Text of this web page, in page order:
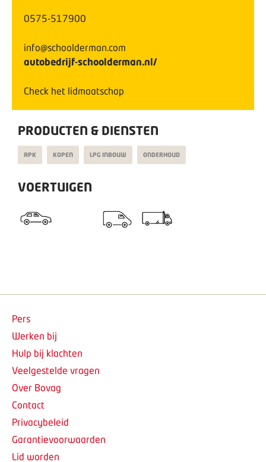
0575-517900
info@schoolderman.com
autobedrijf-schoolderman.nl/
Check het lidmaatschap
PRODUCTEN & DIENSTEN
APK KOPEN LPG INBOUW ONDERHOUD
VOERTUIGEN
Pers
Werken bij
Hulp bij klachten
Veelgestelde vragen
Over Bovag
Contact
Privacybeleid
Garantievoorwaarden
Lid worden